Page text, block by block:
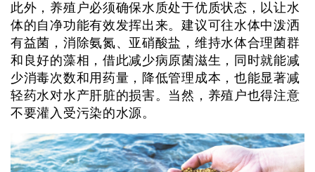
此外，养殖户必须确保水质处于优质状态，以让水
体的自净功能有效发挥出来。建议可往水体中泼洒
有益菌，消除氨氮、亚硝酸盐，维持水体合理菌群
和良好的藻相，借此减少病原菌滋生，同时就能减
少消毒次数和用药量，降低管理成本，也能显著减
轻药水对水产肝脏的损害。当然，养殖户也得注意
不要灌入受污染的水源。